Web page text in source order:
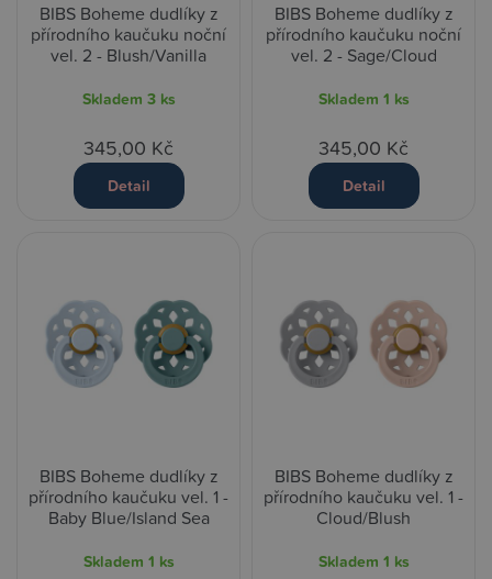
BIBS Boheme dudlíky z
přírodního kaučuku noční
vel. 2 - Blush/Vanilla
Skladem 3 ks
345,00 Kč
Detail
BIBS Boheme dudlíky z
přírodního kaučuku noční
vel. 2 - Sage/Cloud
Skladem 1 ks
345,00 Kč
Detail
BIBS Boheme dudlíky z
přírodního kaučuku vel. 1 -
Baby Blue/Island Sea
Skladem 1 ks
BIBS Boheme dudlíky z
přírodního kaučuku vel. 1 -
Cloud/Blush
Skladem 1 ks